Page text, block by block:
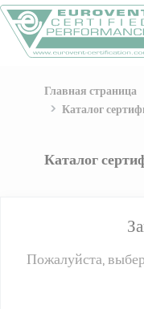
Главная страница
Каталог
Каталог
Пожалуйста,